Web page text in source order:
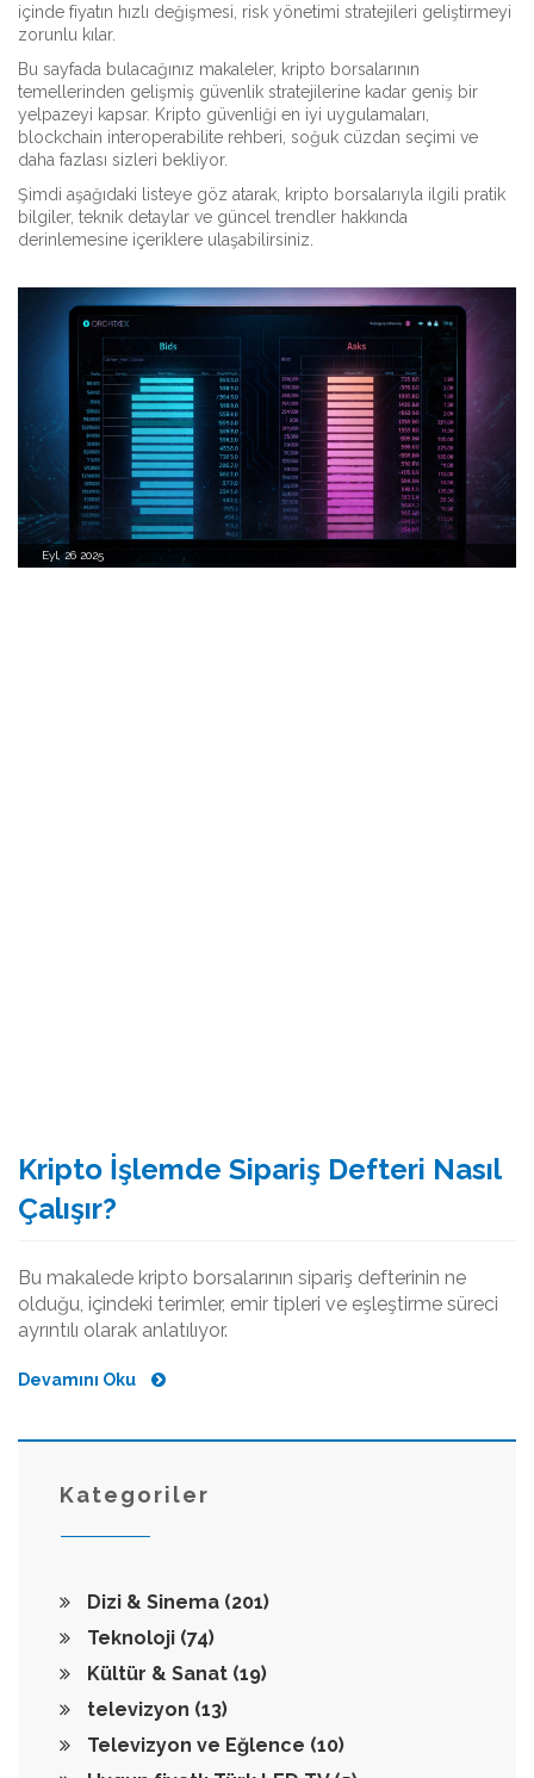
içinde fiyatın hızlı değişmesi, risk yönetimi stratejileri geliştirmeyi
zorunlu kılar.
Bu sayfada bulacağınız makaleler, kripto borsalarının
temellerinden gelişmiş güvenlik stratejilerine kadar geniş bir
yelpazeyi kapsar. Kripto güvenliği en iyi uygulamaları,
blockchain interoperabilite rehberi, soğuk cüzdan seçimi ve
daha fazlası sizleri bekliyor.
Şimdi aşağıdaki listeye göz atarak, kripto borsalarıyla ilgili pratik
bilgiler, teknik detaylar ve güncel trendler hakkında
derinlemesine içeriklere ulaşabilirsiniz.
Eyl, 26 2025
Kripto İşlemde Sipariş Defteri Nasıl
Çalışır?
Bu makalede kripto borsalarının sipariş defterinin ne
olduğu, içindeki terimler, emir tipleri ve eşleştirme süreci
ayrıntılı olarak anlatılıyor.
Devamını Oku
Kategoriler
Dizi & Sinema (201)
Teknoloji (74)
Kültür & Sanat (19)
televizyon (13)
Televizyon ve Eğlence (10)